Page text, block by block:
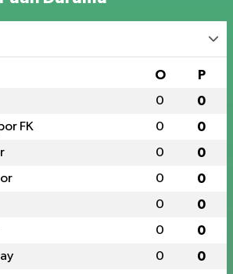
O P
0 0
FK 0 0
0 0
0 0
0 0
0 0
0 0